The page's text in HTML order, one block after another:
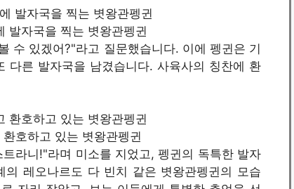
발자국을 찍는 볏왕관펭귄
수 있겠어?"라고 질문했습니다. 이에 펭귄은 기
다른 발자국을 남겼습니다. 사육사의 칭찬에 환
호하고 있는 볏왕관펭귄
라니!"라며 미소를 지었고, 펭귄의 독특한 발자
레오나르도 다 빈치 같은 볏왕관펭귄의 모습